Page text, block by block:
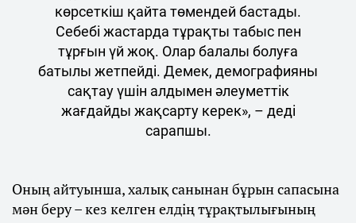
көрсеткіш қайта төмендей бастады.
Себебі жастарда тұрақты табыс пен
тұрғын үй жоқ. Олар балалы болуға
батылы жетпейді. Демек, демографияны
сақтау үшін алдымен әлеуметтік
жағдайды жақсарту керек», – деді
сарапшы.
Оның айтуынша, халық санынан бұрын сапасына
мән беру – кез келген елдің тұрақтылығының